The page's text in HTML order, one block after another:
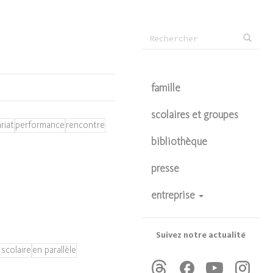
Formulaire
recherche
famille
scolaires et groupes
bibliothèque
presse
entreprise
Suivez notre actualité
performance rencontre
en parallèle